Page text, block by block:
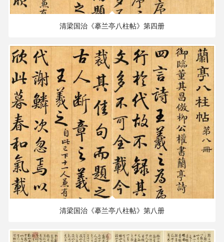
清梁国治《摹兰亭八柱帖》第四册
清梁国治《摹兰亭八柱帖》第八册
184.57 MB 2322×1890 PX